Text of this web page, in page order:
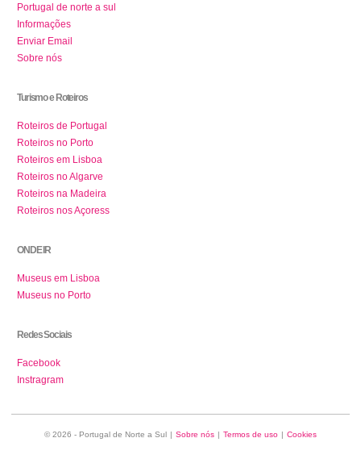
Portugal de norte a sul
Informações
Enviar Email
Sobre nós
Turismo e Roteiros
Roteiros de Portugal
Roteiros no Porto
Roteiros em Lisboa
Roteiros no Algarve
Roteiros na Madeira
Roteiros nos Açoress
ONDE IR
Museus em Lisboa
Museus no Porto
Redes Sociais
Facebook
Instragram
© 2026 - Portugal de Norte a Sul | Sobre nós | Termos de uso | Cookies